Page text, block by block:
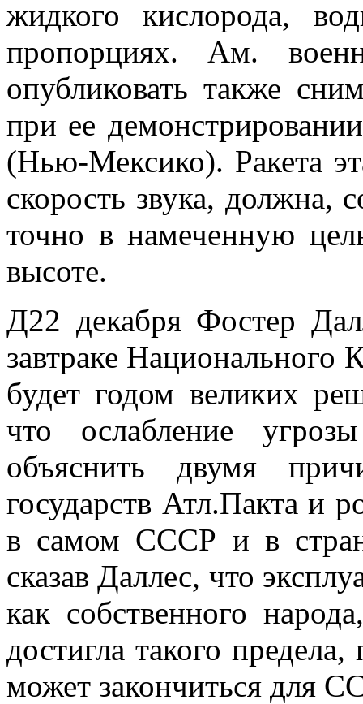
жидкого кислорода,
пропорциях. Ам.
опубликовать также
при ее
(Нью-Мексико). Ракета
скорость звука, должна,
точно в намеченную
высоте.
Д22 декабря Фостер
завтраке Нацио­нального
будет годом великих
что ослабление
объяснить двумя
государств Атл.Пакта и
в самом СССР и в
сказав Даллес, что
как соб­ственного
достигла такого
может закончиться для